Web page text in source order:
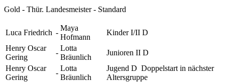
Gold - Thür. Landesmeister - Standard
Luca Friedrich -
Maya
Hofmann
Kinder I/II D
Henry Oscar
Gering
-
Lotta
Bräunlich
Junioren II D
Henry Oscar
Gering
-
Lotta
Bräunlich
Jugend D Doppelstart in nächster
Altersgruppe